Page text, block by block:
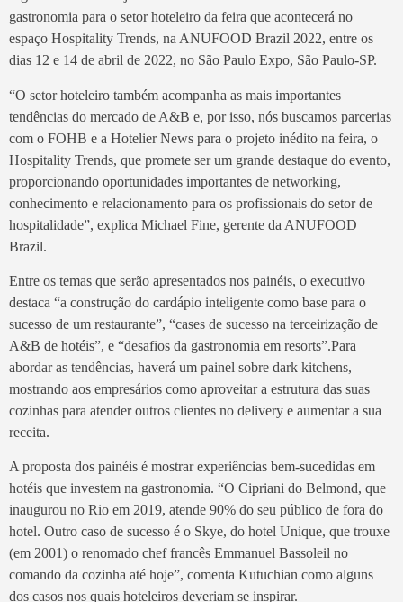
gastronomia para o setor hoteleiro da feira que acontecerá no
espaço Hospitality Trends, na ANUFOOD Brazil 2022, entre os
dias 12 e 14 de abril de 2022, no São Paulo Expo, São Paulo-SP.
“O setor hoteleiro também acompanha as mais importantes
tendências do mercado de A&B e, por isso, nós buscamos parcerias
com o FOHB e a Hotelier News para o projeto inédito na feira, o
Hospitality Trends, que promete ser um grande destaque do evento,
proporcionando oportunidades importantes de networking,
conhecimento e relacionamento para os profissionais do setor de
hospitalidade”, explica Michael Fine, gerente da ANUFOOD
Brazil.
Entre os temas que serão apresentados nos painéis, o executivo
destaca “a construção do cardápio inteligente como base para o
sucesso de um restaurante”, “cases de sucesso na terceirização de
A&B de hotéis”, e “desafios da gastronomia em resorts”.Para
abordar as tendências, haverá um painel sobre dark kitchens,
mostrando aos empresários como aproveitar a estrutura das suas
cozinhas para atender outros clientes no delivery e aumentar a sua
receita.
A proposta dos painéis é mostrar experiências bem-sucedidas em
hotéis que investem na gastronomia. “O Cipriani do Belmond, que
inaugurou no Rio em 2019, atende 90% do seu público de fora do
hotel. Outro caso de sucesso é o Skye, do hotel Unique, que trouxe
(em 2001) o renomado chef francês Emmanuel Bassoleil no
comando da cozinha até hoje”, comenta Kutuchian como alguns
dos casos nos quais hoteleiros deveriam se inspirar.